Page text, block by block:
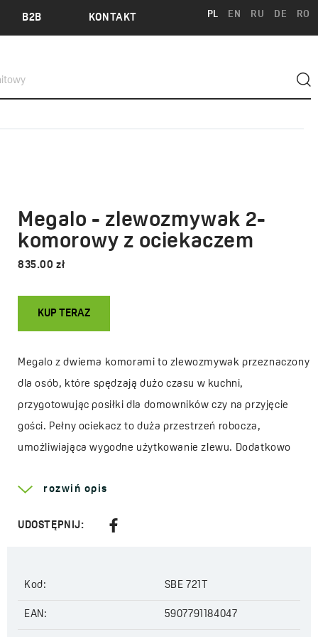
B2B KONTAKT PL EN RU DE RO
Megalo - zlewozmywak 2-
komorowy z ociekaczem
835.00 zł
KUP TERAZ
Megalo z dwiema komorami to zlewozmywak przeznaczony
dla osób, które spędzają dużo czasu w kuchni,
przygotowując posiłki dla domowników czy na przyjęcie
gości. Pełny ociekacz to duża przestrzeń robocza,
umożliwiająca wygodne użytkowanie zlewu. Dodatkowo
i minimalizuje możliwość gromadzenia się wody, a co z tym
Zastosowany dookoła zlewu rant zabezpiecza blat
Dzięki jego specjalnej konstrukcji zyskujemy dodatkową
rozwiń opis
UDOSTĘPNIJ:
Kod: SBE 721T
EAN: 5907791184047